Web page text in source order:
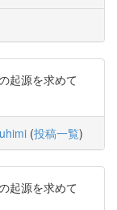
起源を求めて
(投稿一覧)
起源を求めて